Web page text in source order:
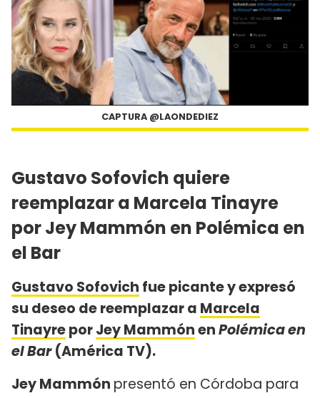
CAPTURA @LAONDEDIEZ
Gustavo Sofovich quiere
reemplazar a Marcela Tinayre
por Jey Mammón en Polémica en
el Bar
Gustavo Sofovich fue picante y expresó
su deseo de reemplazar a Marcela
TinayreporJey MammónenPolémica en
el Bar(América TV).
Jey Mammón presentó en Córdoba para